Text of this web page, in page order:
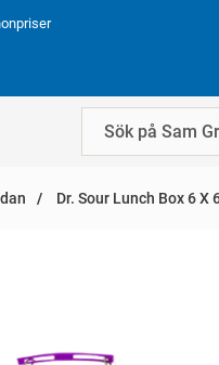
Dr. Sour Lunch Box 6 X